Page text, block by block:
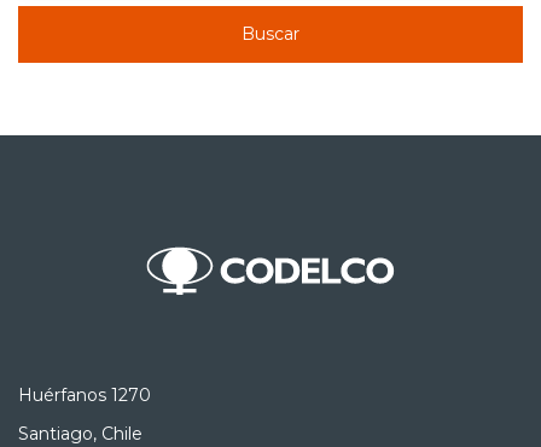
Buscar
Huérfanos 1270
Santiago, Chile